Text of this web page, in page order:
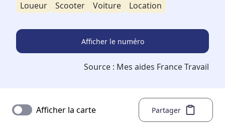
Loueur
Scooter Voiture Location
Afficher le numéro
Source : Mes aides France Travail
Afficher la carte Partager